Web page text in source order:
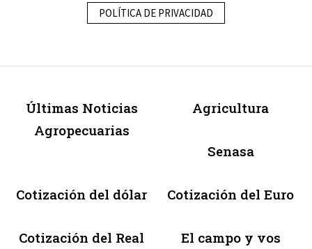
POLÍTICA DE PRIVACIDAD
Últimas Noticias
Agropecuarias
Agricultura
Senasa
Cotización del dólar Cotización del Euro
Cotización del Real El campo y vos